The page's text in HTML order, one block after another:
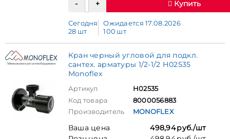
Купить
Сегодня
28 шт
Ожидается 17.08.2026
100 шт
Кран черный угловой для подкл.
сантех. арматуры 1/2-1/2 Н02535
Monoflex
Артикул
Н02535
Код товара
8000056883
Производитель
MONOFLEX
Ваша цена
498,94 руб./шт